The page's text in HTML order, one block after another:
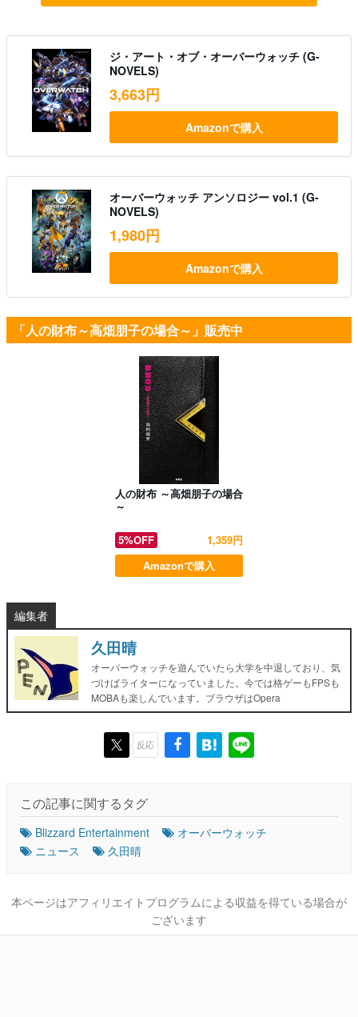
ジ・アート・オブ・オーバーウォッチ (G-
NOVELS)
3,663円
Amazonで購入
オーバーウォッチ アンソロジー vol.1 (G-
NOVELS)
1,980円
Amazonで購入
「人の財布～高畑朋子の場合～」販売中
人の財布 ～高畑朋子の場合
～
5%OFF
1,359円
Amazonで購入
編集者
久田晴
オーバーウォッチを遊んでいたら大学を中退しており、気
づけばライターになっていました。今では格ゲーもFPSも
MOBAも楽しんでいます。ブラウザはOpera
反応
この記事に関するタグ
Blizzard Entertainment
オーバーウォッチ
ニュース
久田晴
本ページはアフィリエイトプログラムによる収益を得ている場合が
ございます